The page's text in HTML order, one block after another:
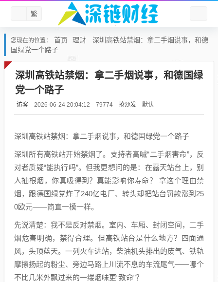
繁
您现在的位置： 首页 理财
深圳高铁站禁烟：拿二手烟说事，和德
国绿党一个路子
深圳高铁站禁烟：拿二手烟说事，和德国绿
党一个路子
访客 2026-06-24 20:04:12 79774 抢沙发 默认
深圳高铁站禁烟：拿二手烟说事，和德国绿党一个路子
深圳所有高铁站开始禁烟了。支持者高喊“二手烟害命”，反
对者质疑“能执行吗”。但我更想问的是：在露天站台上，别
人抽根烟，你真吸得到？真能影响你寿命？ 拿这个理由禁
烟，跟德国绿党炸了240亿电厂、转头却把站台罚款涨到25
0欧元——简直一模一样。
先说清楚：我不是反对禁烟。室内、车厢、封闭空间，二手
烟危害明确，禁得合理。但高铁站台是什么地方？四面通
风，头顶蓝天。一列火车进站，柴油机头排出的废气、铁轨
摩擦扬起的粉尘、旁边马路上川流不息的车流尾气——哪个
不比几米外飘过来的一缕烟味更“致命”？